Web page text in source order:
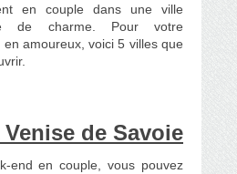
en couple dans une ville
de charme. Pour votre
amoureux, voici 5 villes que
de Savoie
end en couple, vous pouvez